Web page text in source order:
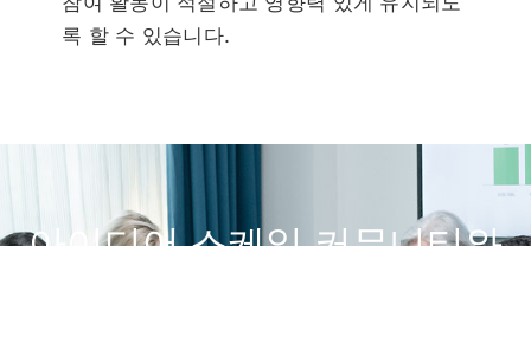
록 할 수 있습니다.
아이디어 스케일 커뮤니티와